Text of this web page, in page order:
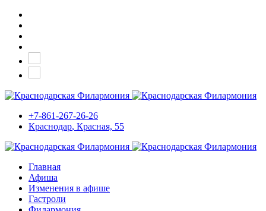
+7-861-267-26-26
Краснодар, Красная, 55
Главная
Афиша
Изменения в афише
Гастроли